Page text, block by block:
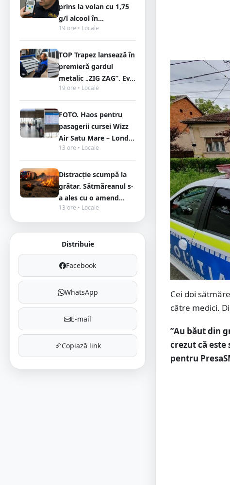
prins la volan cu 1,75
g/l alcool în...
19 ore • Locale
TOP Trapez lansează în
premieră gardul
metalic „ZIG ZAG”. Ev...
19 ore • Locale
FOTO. Haos pentru
pasagerii cursei Wizz
Air Satu Mare – Lond...
13 ore • Locale
Distracție scumpă la
grătar. Sătmăreanul s-
a ales cu o amend...
13 ore • Locale
Distribuie
Facebook
WhatsApp
E-mail
Copiază link
Cei doi
către medici.
”Au băut din
crezut că este
pentru